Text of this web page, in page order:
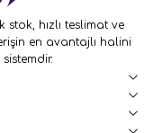
stok, hızlı teslimat ve
en avantajlı halini